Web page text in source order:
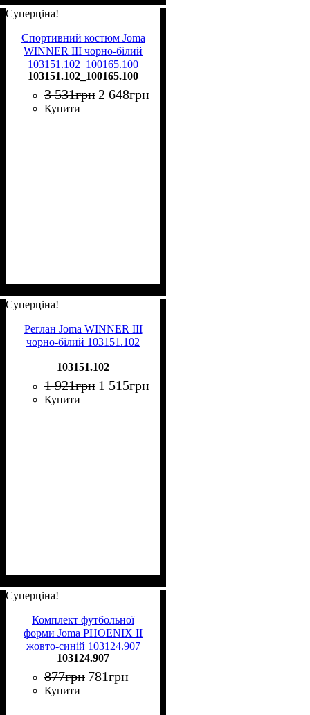
Суперціна!
Спортивний костюм Joma
WINNER III чорно-білий
103151.102_100165.100
103151.102_100165.100
3 531грн 2 648грн
Купити
Суперціна!
Реглан Joma WINNER III
чорно-білий 103151.102
103151.102
1 921грн 1 515грн
Купити
Суперціна!
Комплект футбольної
форми Joma PHOENIX II
жовто-синій 103124.907
103124.907
877грн 781грн
Купити